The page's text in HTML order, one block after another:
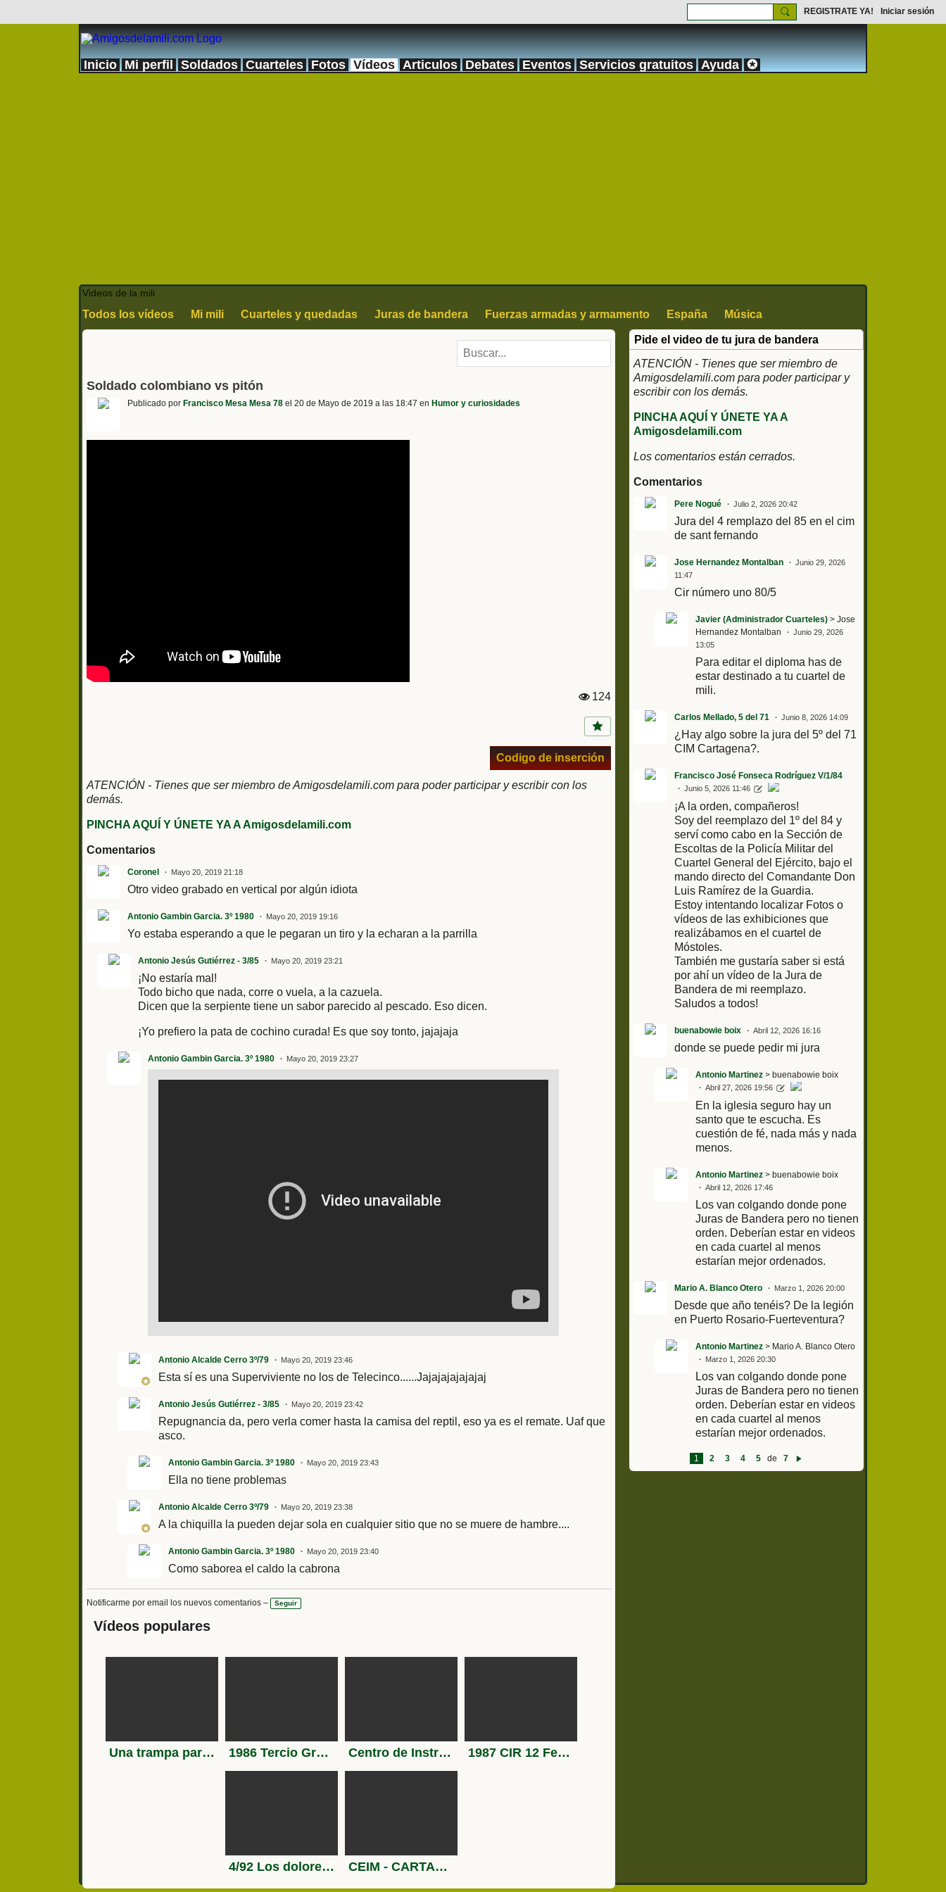
REGISTRATE YA! Iniciar sesión
Inicio Mi perfil Soldados Cuarteles Fotos Vídeos Articulos Debates Eventos Servicios gratuitos Ayuda ✪
Videos de la mili
Todos los vídeos Mi mili Cuarteles y quedadas Juras de bandera Fuerzas armadas y armamento España
Música
historia arte y cultura
Soldado colombiano vs pitón
Publicado por Francisco Mesa Mesa 78 el 20 de Mayo de 2019 a las 18:47 en Humor y curiosidades
st
124
Codigo de inserción
ATENCIÓN - Tienes que ser miembro de Amigosdelamili.com para poder participar y escribir con los
demás.
PINCHA AQUÍ Y ÚNETE YA A Amigosdelamili.com
Comentarios
Coronel Mayo 20, 2019 21:18
Otro video grabado en vertical por algún idiota
Antonio Gambin Garcia. 3º 1980 Mayo 20, 2019 19:16
Yo estaba esperando a que le pegaran un tiro y la echaran a la parrilla
Antonio Jesús Gutiérrez - 3/85 Mayo 20, 2019 23:21
¡No estaría mal!
Todo bicho que nada, corre o vuela, a la cazuela.
Dicen que la serpiente tiene un sabor parecido al pescado. Eso dicen.
¡Yo prefiero la pata de cochino curada! Es que soy tonto, jajajaja
Antonio Gambin Garcia. 3º 1980 Mayo 20, 2019 23:27
Antonio Alcalde Cerro 3º/79 Mayo 20, 2019 23:46
Esta sí es una Superviviente no los de Telecinco......Jajajajajajajaj
Antonio Jesús Gutiérrez - 3/85 Mayo 20, 2019 23:42
Repugnancia da, pero verla comer hasta la camisa del reptil, eso ya es el remate. Uaf que
asco.
Antonio Gambin Garcia. 3º 1980 Mayo 20, 2019 23:43
Ella no tiene problemas
Antonio Alcalde Cerro 3º/79 Mayo 20, 2019 23:38
A la chiquilla la pueden dejar sola en cualquier sitio que no se muere de hambre....
Antonio Gambin Garcia. 3º 1980 Mayo 20, 2019 23:40
Como saborea el caldo la cabrona
Notificarme por email los nuevos comentarios – Seguir
Vídeos populares
Una trampa para pájaros que lo hace fácil usando una botella de agua 1986 Tercio Gran Capitán 1° de la Legión Melilla Centro de Instrucción de Reclutas (C.I.R.) año 1974 1987 CIR 12 Ferral del Bernesga
4/92 Los dolores Cartagena CEIM - CARTAGENA 1982
Pide el video de tu jura de bandera
ATENCIÓN - Tienes que ser miembro de
Amigosdelamili.com para poder participar y
escribir con los demás.
PINCHA AQUÍ Y ÚNETE YA A
Amigosdelamili.com
Los comentarios están cerrados.
Comentarios
Pere Nogué Julio 2, 2026 20:42
Jura del 4 remplazo del 85 en el cim
de sant fernando
Jose Hernandez Montalban
Junio 29, 2026
11:47
Cir número uno 80/5
Javier (Administrador Cuarteles)> Jose
Hernandez Montalban
Junio 29, 2026
13:05
Para editar el diploma has de
estar destinado a tu cuartel de
mili.
Carlos Mellado, 5 del 71 Junio 8, 2026 14:09
¿Hay algo sobre la jura del 5º del 71
CIM Cartagena?.
Francisco José Fonseca Rodríguez V/1/84
Junio 5, 2026 11:46
¡A la orden, compañeros!
Soy del reemplazo del 1º del 84 y
serví como cabo en la Sección de
Escoltas de la Policía Militar del
Cuartel General del Ejército, bajo el
mando directo del Comandante Don
Luis Ramírez de la Guardia.
Estoy intentando localizar Fotos o
vídeos de las exhibiciones que
realizábamos en el cuartel de
Móstoles.
También me gustaría saber si está
por ahí un vídeo de la Jura de
Bandera de mi reemplazo.
Saludos a todos!
buenabowie boix Abril 12, 2026 16:16
donde se puede pedir mi jura
Antonio Martinez> buenabowie boix
Abril 27, 2026 19:56
En la iglesia seguro hay un
santo que te escucha. Es
cuestión de fé, nada más y nada
menos.
Antonio Martinez> buenabowie boix
Abril 12, 2026 17:46
Los van colgando donde pone
Juras de Bandera pero no tienen
orden. Deberían estar en videos
en cada cuartel al menos
estarían mejor ordenados.
Mario A. Blanco Otero Marzo 1, 2026 20:00
Desde que año tenéis? De la legión
en Puerto Rosario-Fuerteventura?
Antonio Martinez> Mario A. Blanco Otero
Marzo 1, 2026 20:30
Los van colgando donde pone
Juras de Bandera pero no tienen
orden. Deberían estar en videos
en cada cuartel al menos
estarían mejor ordenados.
1 2 3 4 5 de
7